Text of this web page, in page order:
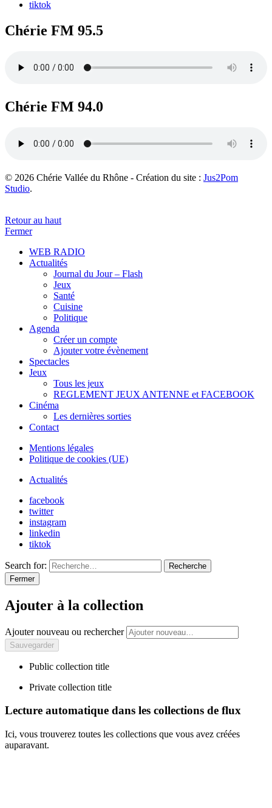
tiktok
Chérie FM 95.5
Chérie FM 94.0
© 2026 Chérie Vallée du Rhône - Création du site : Jus2Pom
Studio.
Retour au haut
Fermer
WEB RADIO
Actualités
Journal du Jour – Flash
Jeux
Santé
Cuisine
Politique
Agenda
Créer un compte
Ajouter votre évènement
Spectacles
Jeux
Tous les jeux
REGLEMENT JEUX ANTENNE et FACEBOOK
Cinéma
Les dernières sorties
Contact
Mentions légales
Politique de cookies (UE)
Actualités
facebook
twitter
instagram
linkedin
tiktok
Search for:
Recherche
Fermer
Ajouter à la collection
Ajouter nouveau ou rechercher
Public collection title
Private collection title
Lecture automatique dans les collections de flux
Ici, vous trouverez toutes les collections que vous avez créées
auparavant.